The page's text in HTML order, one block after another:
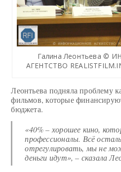
Галина Леонтьева ©
АГЕНТСТВО
Леонтьева подняла проблему
фильмов, которые
бюджета.
«40% – хорошее кино,
профессионалы. Всё
отрегулировать, мы не
деньги идут», – сказала